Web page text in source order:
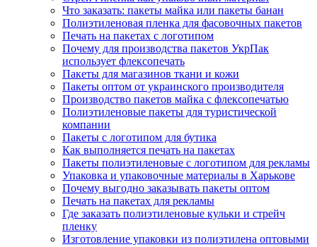
Что заказать: пакеты майка или пакеты банан
Полиэтиленовая пленка для фасовочных пакетов
Печать на пакетах с логотипом
Почему для производства пакетов УкрПак
использует флексопечать
Пакеты для магазинов ткани и кожи
Пакеты оптом от украинского производителя
Производство пакетов майка с флексопечатью
Полиэтиленовые пакеты для туристической
компании
Пакеты с логотипом для бутика
Как выполняется печать на пакетах
Пакеты полиэтиленовые с логотипом для рекламы
Упаковка и упаковочные материалы в Харькове
Почему выгодно заказывать пакеты оптом
Печать на пакетах для рекламы
Где заказать полиэтиленовые кульки и стрейч
пленку
Изготовление упаковки из полиэтилена оптовыми